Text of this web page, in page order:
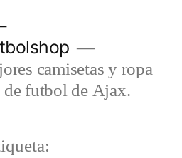
camisetas y ropa
de futbol de Ajax.